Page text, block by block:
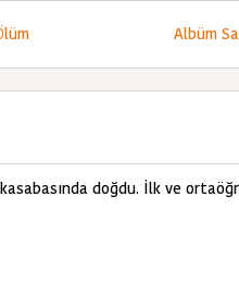
Albüm
kasabasında doğdu. İlk ve